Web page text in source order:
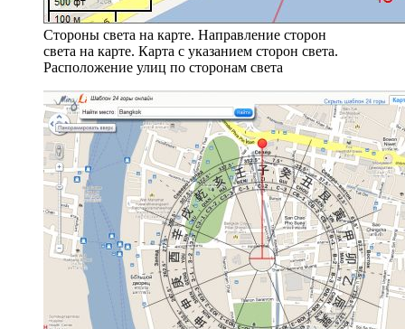
Стороны света на карте. Направление сторон
света на карте. Карта с указанием сторон света.
Расположение улиц по сторонам света